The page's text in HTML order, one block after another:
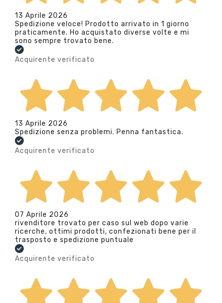
13 Aprile 2026
Spedizione veloce! Prodotto arrivato in 1 giorno
praticamente. Ho acquistato diverse volte e mi
sono sempre trovato bene.
Acquirente verificato
13 Aprile 2026
Spedizione senza problemi. Penna fantastica.
Acquirente verificato
07 Aprile 2026
rivenditore trovato per caso sul web dopo varie
ricerche, ottimi prodotti, confezionati bene per il
trasposto e spedizione puntuale
Acquirente verificato